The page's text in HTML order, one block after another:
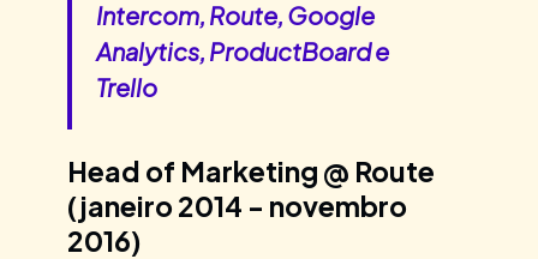
Intercom, Route, Google
Analytics, ProductBoard e
Trello
Head of Marketing @ Route
(janeiro 2014 - novembro
2016)